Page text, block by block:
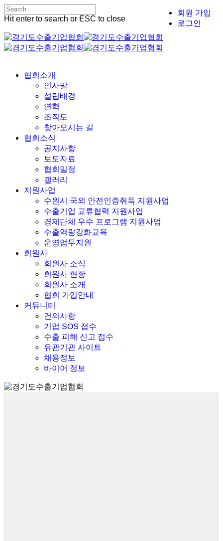
Skip
to
content
Hit enter to search or ESC to close
Search
협회소개
인사말
설립배경
연혁
조직도
찾아오시는 길
협회소식
공지사항
보도자료
협회일정
갤러리
지원사업
수원시 국외 안전인증취득 지원사업
수출기업 교류협력 지원사업
경제단체 우수 프로그램 지원사업
수출역량강화교육
운영업무지원
회원사
회원사 소식
회원사 현황
회원사 소개
협회 가입안내
커뮤니티
건의사항
기업 SOS 접수
수출 피해 신고 접수
유관기관 사이트
채용정보
바이어 정보
회원 가입
로그인Close